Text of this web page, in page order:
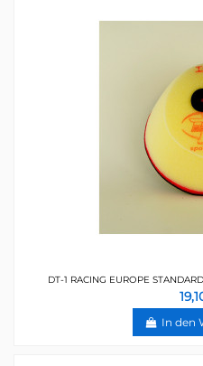
DT-1 RACING EUROPE
In den